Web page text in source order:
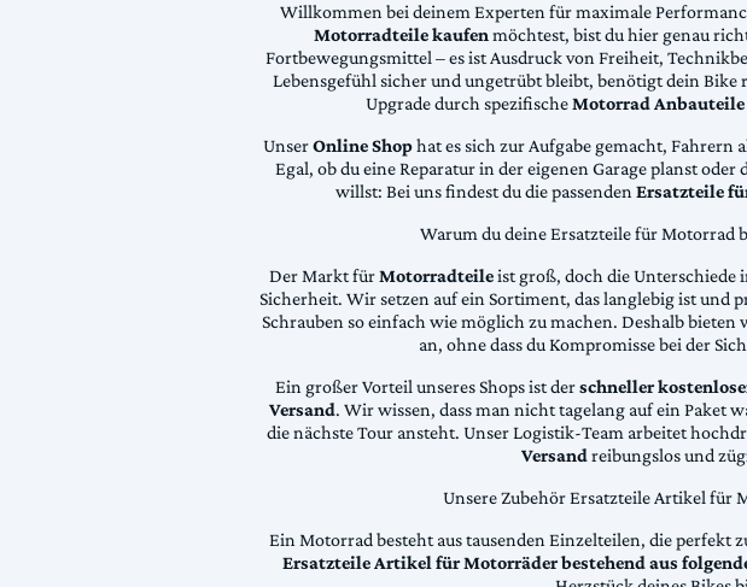
Willkommen bei deinem Experten für maximale
Motorradteile kaufenmöchtest, bist du hier genau
Fortbewegungsmittel – es ist Ausdruck von Freiheit,
Lebensgefühl sicher und ungetrübt bleibt, benötigt dein
Upgrade durch spezifischeMotorrad Anbauteile
UnserOnline Shophat es sich zur Aufgabe gemacht, Fahrern
Egal, ob du eine Reparatur in der eigenen Garage planst
willst: Bei uns findest du die passendenErsatzteile
Warum du deine Ersatzteile für Motorrad
Der Markt fürMotorradteileist groß, doch die Unterschiede
Sicherheit. Wir setzen auf ein Sortiment, das langlebig ist und
Schrauben so einfach wie möglich zu machen. Deshalb
an, ohne dass du Kompromisse bei der
Ein großer Vorteil unseres Shops ist derschneller
Versand. Wir wissen, dass man nicht tagelang auf ein Paket
die nächste Tour ansteht. Unser Logistik-Team arbeitet
Versandreibungslos und
Unsere Zubehör Ersatzteile Artikel für
Ein Motorrad besteht aus tausenden Einzelteilen, die perfekt
Ersatzteile Artikel für Motorräder bestehend aus